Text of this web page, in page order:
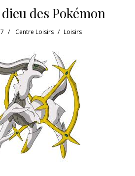
des Pokémon
Centre Loisirs Loisirs